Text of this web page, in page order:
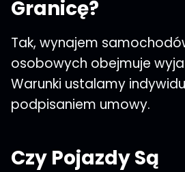
Granicę?
Tak, wynajem
osobowych obejmuje
Warunki ustalamy
podpisaniem umowy.
Czy Pojazdy Są